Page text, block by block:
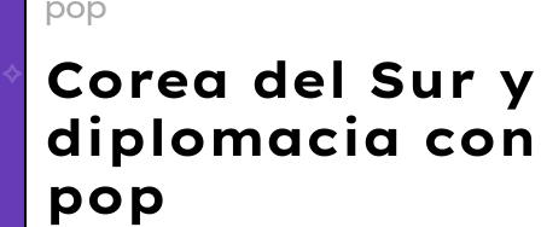
Corea del Sur
diplomacia
pop